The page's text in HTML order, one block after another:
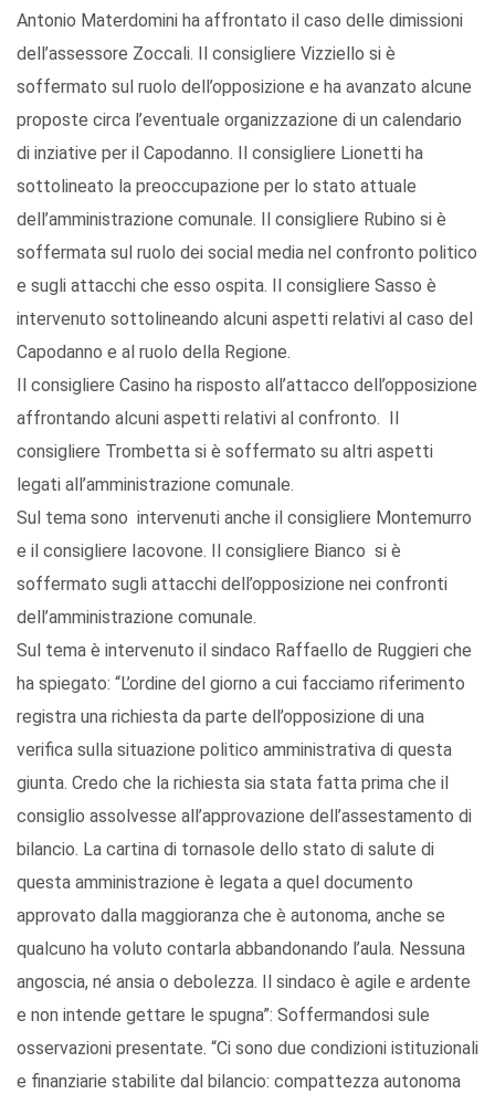
Antonio Materdomini ha affrontato il caso delle dimissioni
dell’assessore Zoccali. Il consigliere Vizziello si è
soffermato sul ruolo dell’opposizione e ha avanzato alcune
proposte circa l’eventuale organizzazione di un calendario
di inziative per il Capodanno. Il consigliere Lionetti ha
sottolineato la preoccupazione per lo stato attuale
dell’amministrazione comunale. Il consigliere Rubino si è
soffermata sul ruolo dei social media nel confronto politico
e sugli attacchi che esso ospita. Il consigliere Sasso è
intervenuto sottolineando alcuni aspetti relativi al caso del
Capodanno e al ruolo della Regione.
Il consigliere Casino ha risposto all’attacco dell’opposizione
affrontando alcuni aspetti relativi al confronto. Il
consigliere Trombetta si è soffermato su altri aspetti
legati all’amministrazione comunale.
Sul tema sono intervenuti anche il consigliere Montemurro
e il consigliere Iacovone. Il consigliere Bianco si è
soffermato sugli attacchi dell’opposizione nei confronti
dell’amministrazione comunale.
Sul tema è intervenuto il sindaco Raffaello de Ruggieri che
ha spiegato: “L’ordine del giorno a cui facciamo riferimento
registra una richiesta da parte dell’opposizione di una
verifica sulla situazione politico amministrativa di questa
giunta. Credo che la richiesta sia stata fatta prima che il
consiglio assolvesse all’approvazione dell’assestamento di
bilancio. La cartina di tornasole dello stato di salute di
questa amministrazione è legata a quel documento
approvato dalla maggioranza che è autonoma, anche se
qualcuno ha voluto contarla abbandonando l’aula. Nessuna
angoscia, né ansia o debolezza. Il sindaco è agile e ardente
e non intende gettare le spugna”: Soffermandosi sule
osservazioni presentate. “Ci sono due condizioni istituzionali
e finanziarie stabilite dal bilancio: compattezza autonoma